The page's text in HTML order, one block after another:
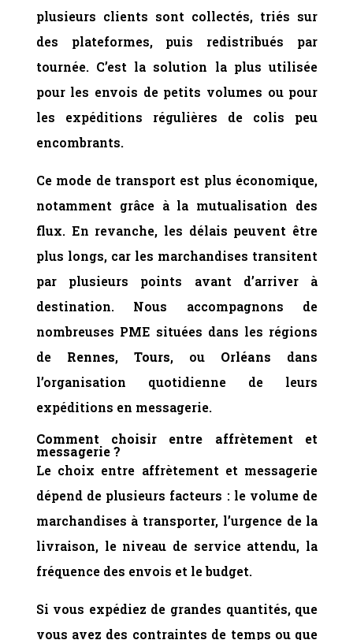
plusieurs clients sont collectés, triés sur
des plateformes, puis redistribués par
tournée. C’est la solution la plus utilisée
pour les envois de petits volumes ou pour
les expéditions régulières de colis peu
encombrants.
Ce mode de transport est plus économique,
notamment grâce à la mutualisation des
flux. En revanche, les délais peuvent être
plus longs, car les marchandises transitent
par plusieurs points avant d’arriver à
destination. Nous accompagnons de
nombreuses PME situées dans les régions
de Rennes, Tours, ou Orléans dans
l’organisation quotidienne de leurs
expéditions en messagerie.
Comment choisir entre affrètement et
messagerie ?
Le choix entre affrètement et messagerie
dépend de plusieurs facteurs : le volume de
marchandises à transporter, l’urgence de la
livraison, le niveau de service attendu, la
fréquence des envois et le budget.
Si vous expédiez de grandes quantités, que
vous avez des contraintes de temps ou que